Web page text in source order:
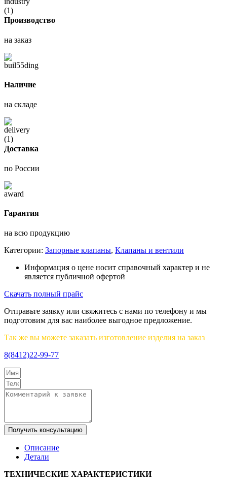
Производство
на заказ
Наличие
на складе
Доставка
по России
Гарантия
на всю продукцию
Категории: Запорные клапаны, Клапаны и вентили
Информация о цене носит справочный характер и не
является публичной офертой
Скачать полный прайс
Отправьте заявку или свяжитесь с нами по телефону и мы
подготовим для вас наиболее выгодное предложение.
Так же вы можете заказать изготовление изделия на заказ
8(8412)22-99-77
Получить консультацию
Описание
Детали
ТЕХНИЧЕСКИЕ ХАРАКТЕРИСТИКИ